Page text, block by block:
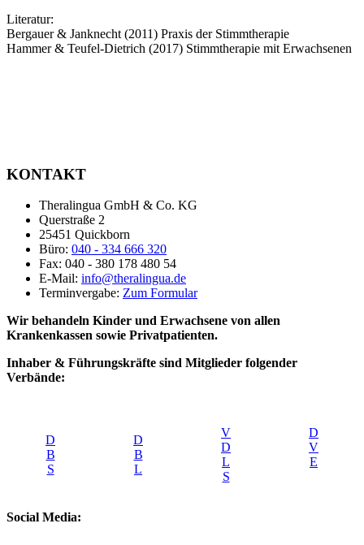
Literatur:
Bergauer & Janknecht (2011) Praxis der Stimmtherapie
Hammer & Teufel-Dietrich (2017) Stimmtherapie mit Erwachsenen
KONTAKT
Theralingua GmbH & Co. KG
Querstraße 2
25451 Quickborn
Büro: 040 - 334 666 320
Fax: 040 - 380 178 480 54
E-Mail: info@theralingua.de
Terminvergabe: Zum Formular
Wir behandeln Kinder und Erwachsene von allen
Krankenkassen sowie Privatpatienten.
Inhaber & Führungskräfte sind Mitglieder folgender
Verbände:
D
B
S
D
B
L
V
D
L
S
D
V
E
Social Media: